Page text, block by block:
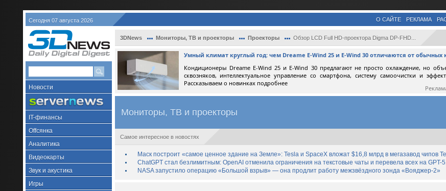
Сегодня 07 августа 2026 О САЙТЕ РЕКЛАМА
Новости
IT-финансы
Offсянка
Аналитика
Видеокарты
Звук и акустика
Игры
3DNews Мониторы, ТВ и проекторы Проекторы Обзор LCD Full HD-проектора Digma DP-FHD...
Умный климат круглый год: чем Dreame E-Wind 25 и E-Wind 30 отличаются от
Кондиционеры Dreame E-Wind 25 и E-Wind 30 предлагают не просто охлаждение, но
сквозняков, интеллектуальное управление со смартфона, систему самоочистки и
Рассказываем о новинках подробнее
Мониторы, ТВ и проекторы
Самое интересное в новостях
Маск построит «самое ценное здание на Земле»: Tesla и SpaceX вложат $16,8 млрд в мегазавод чипов
ChatGPT стал безлимитным: OpenAI отменила ограничения на текстовые чаты и перевела всех на GPT-
NASA запустило операцию «Большой взрыв» — она продлит работу межзвёздного зонда «Вояджер-2»